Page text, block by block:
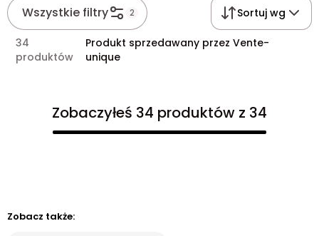
Wszystkie filtry 2 Sortuj wg
34
produktów
Produkt sprzedawany przez Vente-
unique
Zobaczyłeś 34 produktów z 34
Zobacz także: